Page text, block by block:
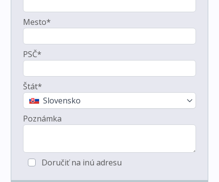
Mesto*
PSČ*
Štát*
Slovensko
Poznámka
Doručiť na inú adresu